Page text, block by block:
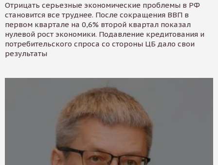
Отрицать серьезные экономические проблемы в РФ
становится все труднее. После сокращения ВВП в
первом квартале на 0,6% второй квартал показал
нулевой рост экономики. Подавление кредитования и
потребительского спроса со стороны ЦБ дало свои
результаты